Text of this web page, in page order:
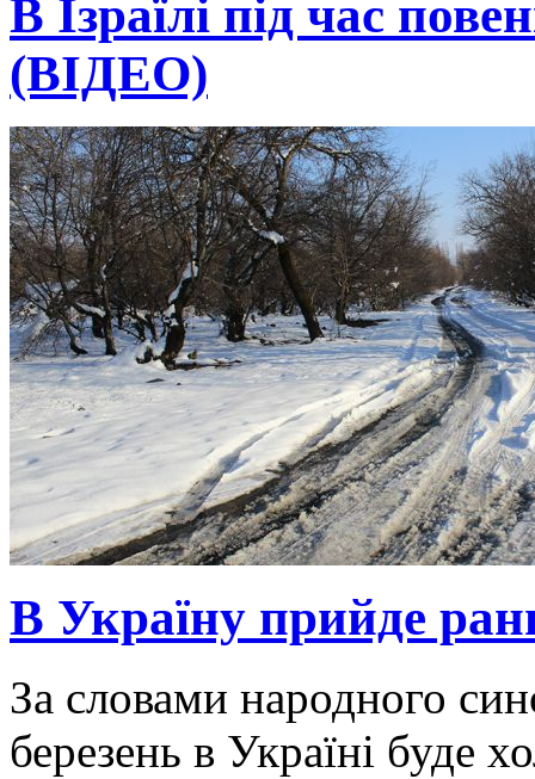
В Ізраїлі під час
(ВІДЕО)
В Україну прийде
За словами народного
березень в Україні буде